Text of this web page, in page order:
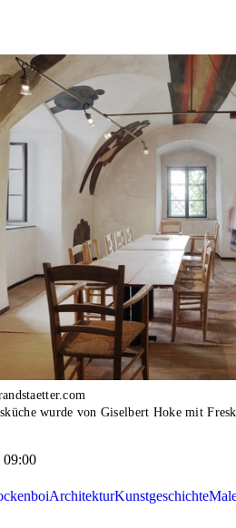
wurde von Giselbert Hoke mit
09:00
ArchitekturKunstgeschichte